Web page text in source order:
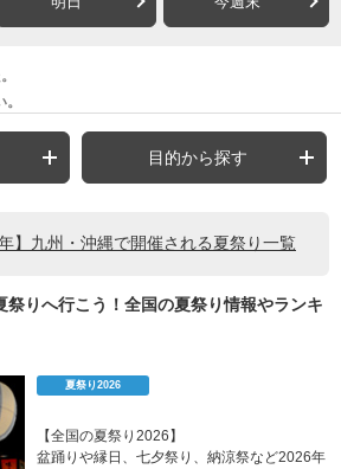
目的から探す
年】九州・沖縄で開催される夏祭り一覧
祭りへ行こう！全国の夏祭り情報やランキ
夏祭り2026
【全国の夏祭り2026】
盆踊りや縁日、七夕祭り、納涼祭など2026年